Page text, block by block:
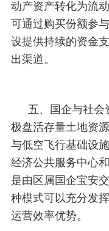
动产资产转化为流
可通过购买份额参
设提供持续的资金
出渠道。
五、国企与社会
极盘活存量土地资
与低空飞行基础设
经济公共服务中心
是由区属国企宝安
种模式可以充分发
运营效率优势。